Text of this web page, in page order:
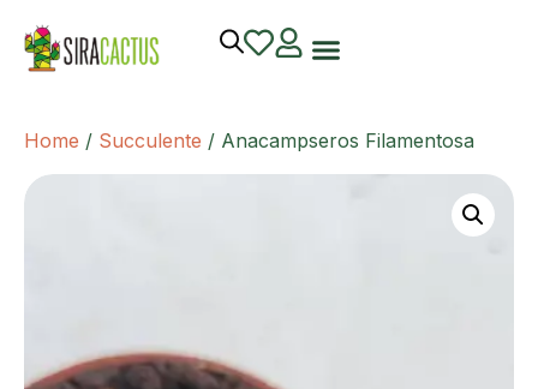
Home / Succulente / Anacampseros Filamentosa